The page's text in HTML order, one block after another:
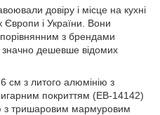
довіру і місце на кухні
Європи і України. Вони
порівнянним з брендами
значно дешевше відомих
см з литого алюмінію з
покриттям (EB-14142)
з тришаровим мармуровим